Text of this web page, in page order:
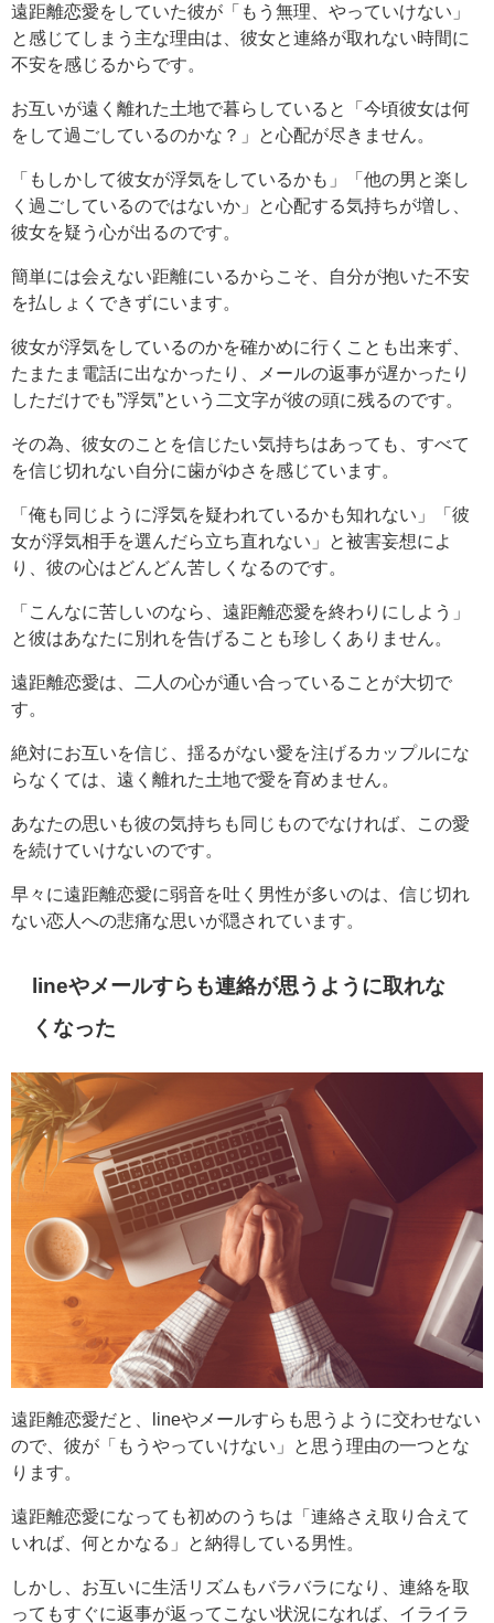
遠距離恋愛をしていた彼が「もう無理、やっていけない」
と感じてしまう主な理由は、彼女と連絡が取れない時間に
不安を感じるからです。
お互いが遠く離れた土地で暮らしていると「今頃彼女は何
をして過ごしているのかな？」と心配が尽きません。
「もしかして彼女が浮気をしているかも」「他の男と楽し
く過ごしているのではないか」と心配する気持ちが増し、
彼女を疑う心が出るのです。
簡単には会えない距離にいるからこそ、自分が抱いた不安
を払しょくできずにいます。
彼女が浮気をしているのかを確かめに行くことも出来ず、
たまたま電話に出なかったり、メールの返事が遅かったり
しただけでも”浮気”という二文字が彼の頭に残るのです。
その為、彼女のことを信じたい気持ちはあっても、すべて
を信じ切れない自分に歯がゆさを感じています。
「俺も同じように浮気を疑われているかも知れない」「彼
女が浮気相手を選んだら立ち直れない」と被害妄想によ
り、彼の心はどんどん苦しくなるのです。
「こんなに苦しいのなら、遠距離恋愛を終わりにしよう」
と彼はあなたに別れを告げることも珍しくありません。
遠距離恋愛は、二人の心が通い合っていることが大切で
す。
絶対にお互いを信じ、揺るがない愛を注げるカップルにな
らなくては、遠く離れた土地で愛を育めません。
あなたの思いも彼の気持ちも同じものでなければ、この愛
を続けていけないのです。
早々に遠距離恋愛に弱音を吐く男性が多いのは、信じ切れ
ない恋人への悲痛な思いが隠されています。
lineやメールすらも連絡が思うように取れな
くなった
遠距離恋愛だと、lineやメールすらも思うように交わせない
ので、彼が「もうやっていけない」と思う理由の一つとな
ります。
遠距離恋愛になっても初めのうちは「連絡さえ取り合えて
いれば、何とかなる」と納得している男性。
しかし、お互いに生活リズムもバラバラになり、連絡を取
ってもすぐに返事が返ってこない状況になれば、イライラ